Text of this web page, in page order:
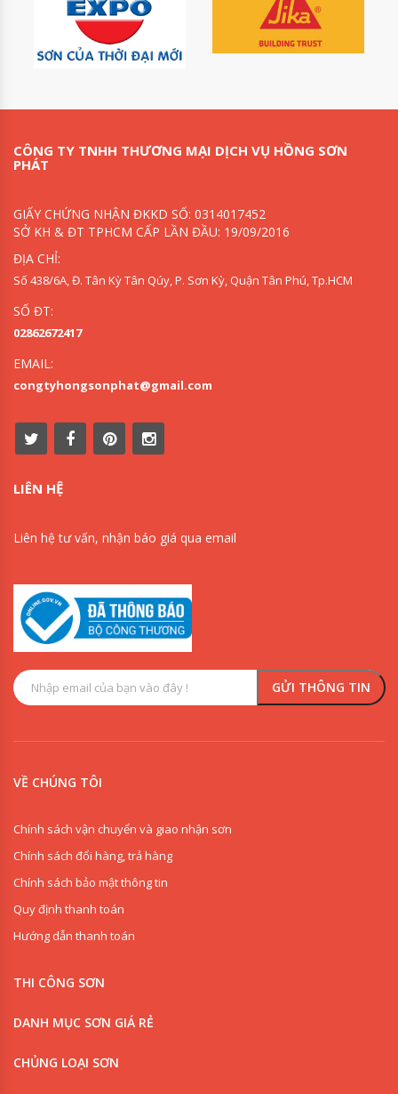
CÔNG TY TNHH THƯƠNG MẠI DỊCH VỤ HỒNG SƠN
PHÁT
GIẤY CHỨNG NHẬN ĐKKD SỐ: 0314017452
SỞ KH & ĐT TPHCM CẤP LẦN ĐẦU: 19/09/2016
ĐỊA CHỈ:
Số 438/6A, Đ. Tân Kỳ Tân Qúy, P. Sơn Kỳ, Quận Tân Phú, Tp.HCM
SỐ ĐT:
02862672417
EMAIL:
congtyhongsonphat@gmail.com
LIÊN HỆ
Liên hệ tư vấn, nhận báo giá qua email
VỀ CHÚNG TÔI
Chính sách vận chuyển và giao nhận sơn
Chính sách đổi hàng, trả hàng
Chính sách bảo mật thông tin
Quy định thanh toán
Hướng dẫn thanh toán
THI CÔNG SƠN
DANH MỤC SƠN GIÁ RẺ
CHỦNG LOẠI SƠN